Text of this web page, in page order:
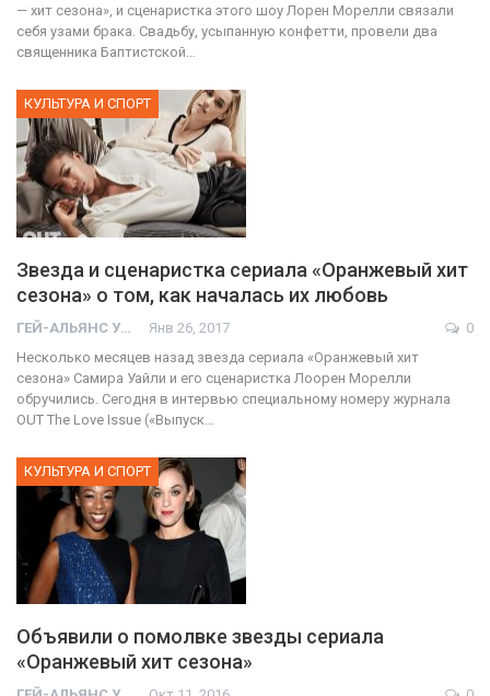
— хит сезона», и сценаристка этого шоу Лорен Морелли связали
себя узами брака. Свадьбу, усыпанную конфетти, провели два
священника Баптистской…
КУЛЬТУРА И СПОРТ
Звезда и сценаристка сериала «Оранжевый хит
сезона» о том, как началась их любовь
ГЕЙ-АЛЬЯНС УКРАИНА Янв 26, 2017
0
Несколько месяцев назад звезда сериала «Оранжевый хит
сезона» Самира Уайли и его сценаристка Лоорен Морелли
обручились. Сегодня в интервью специальному номеру журнала
OUT The Love Issue («Выпуск…
КУЛЬТУРА И СПОРТ
Объявили о помолвке звезды сериала
«Оранжевый хит сезона»